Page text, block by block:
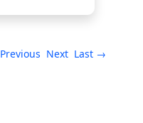
Previous Next Last →